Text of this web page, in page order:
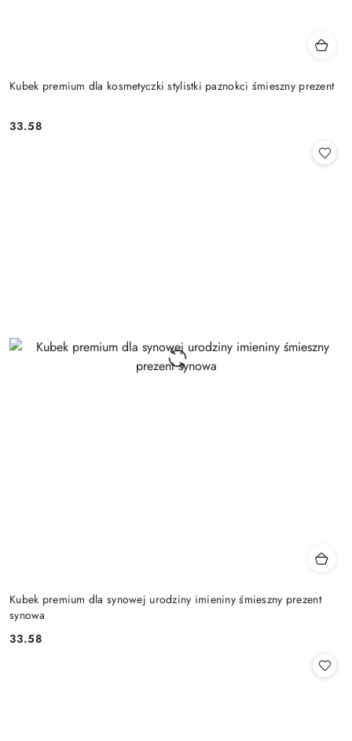
Kubek premium dla kosmetyczki stylistki paznokci śmieszny prezent
Cena:
33.58
Kubek premium dla synowej urodziny imieniny śmieszny prezent
synowa
Cena:
33.58